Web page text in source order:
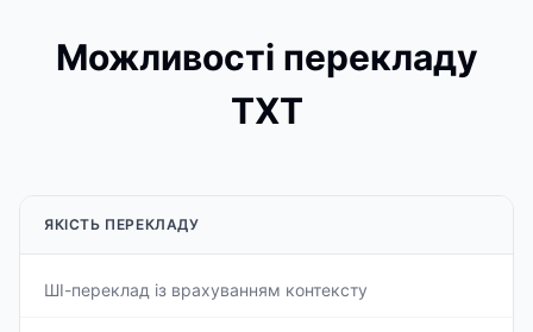
Можливості перекладу
TXT
ЯКІСТЬ ПЕРЕКЛАДУ
ШІ-переклад із врахуванням контексту